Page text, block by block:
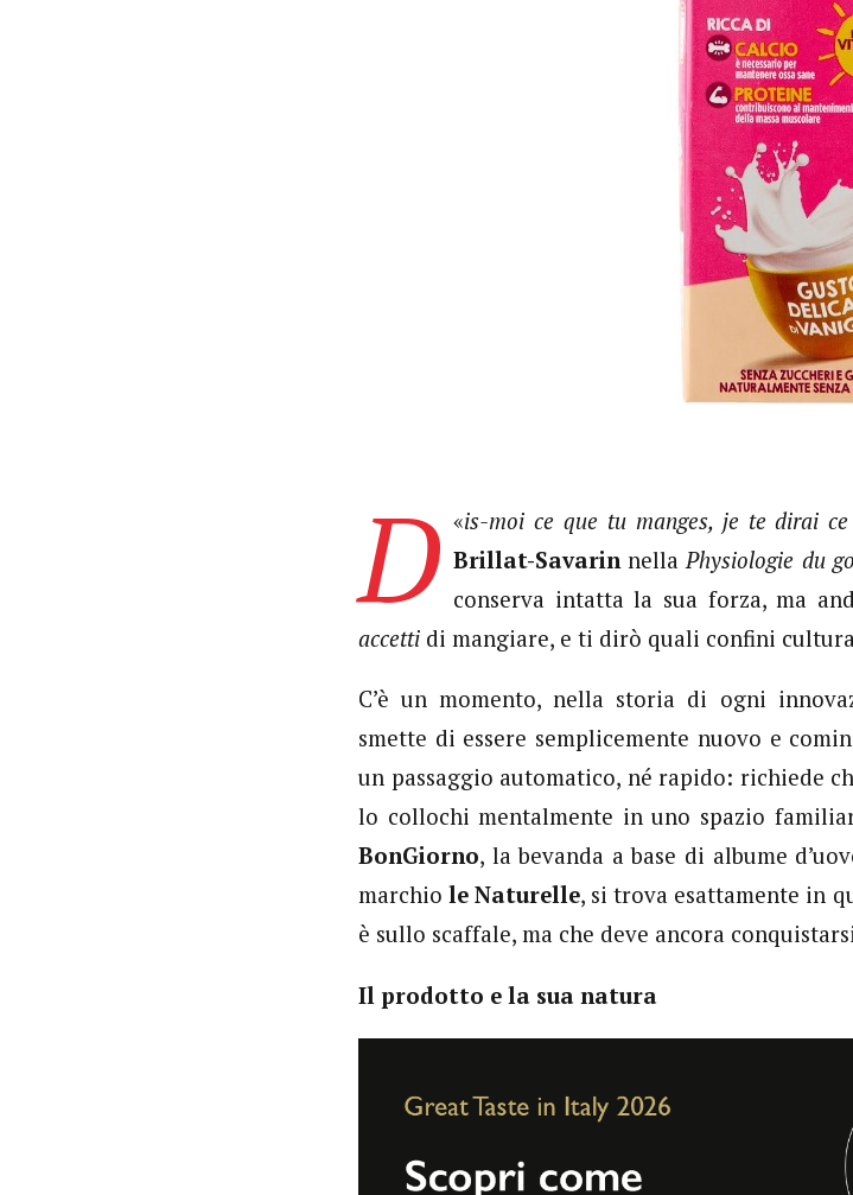
«
D is-moi ce que tu manges, je te dirai
Brillat-Savarinnella Physiologie du
conserva intatta la sua forza, ma
accetti di mangiare, e ti dirò quali confini
C’è un momento, nella storia di ogni
smette di essere semplicemente nuovo e
un passaggio automatico, né rapido: richiede
lo collochi mentalmente in uno spazio
BonGiorno, la bevanda a base di albume
marchiole Naturelle, si trova esattamente in
è sullo scaffale, ma che deve ancora
Il prodotto e la sua natura